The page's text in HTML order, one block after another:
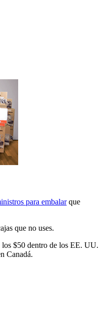
para embalarque
que no uses.
$50 dentro de los EE. UU.
Canadá.